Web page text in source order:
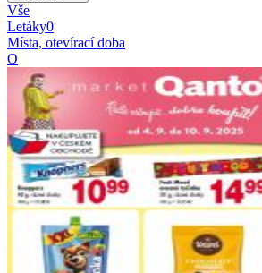
Vše
Letáky0
Místa, otevírací doba
O